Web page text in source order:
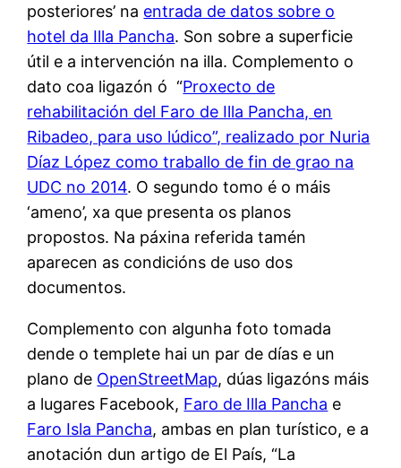
posteriores’ na entrada de datos sobre o
hotel da Illa Pancha. Son sobre a superficie
útil e a intervención na illa. Complemento o
dato coa ligazón ó “Proxecto de
rehabilitación del Faro de Illa Pancha, en
Ribadeo, para uso lúdico”, realizado por Nuria
Díaz López como traballo de fin de grao na
UDC no 2014. O segundo tomo é o máis
‘ameno’, xa que presenta os planos
propostos. Na páxina referida tamén
aparecen as condicións de uso dos
documentos.
Complemento con algunha foto tomada
dende o templete hai un par de días e un
plano de OpenStreetMap, dúas ligazóns máis
a lugares Facebook, Faro de Illa Pancha e
Faro Isla Pancha, ambas en plan turístico, e a
anotación dun artigo de El País, “La